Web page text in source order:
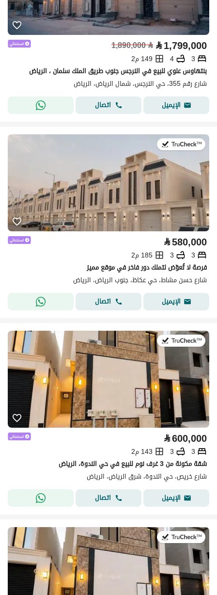
⃁1,799,000
⃁
1,890,000
3
4
149 م2
بنتهاوس علوي للبيع في النرجس جنوب طريق الملك سلمان ، الرياض
شارع رقم 355، حي النرجس، شمال الرياض، الرياض
الإيميل
اتصال
⃁580,000
3
3
185 م2
فرصة لا تُعوّض لتملك دور فاخر في موقع مميز
شارع حسن مشاط، حي عكاظ، جنوب الرياض، الرياض
الإيميل
اتصال
في:9 يوليو 2026
⃁600,000
3
3
143 م2
شقة مكونة من 3 غرف نوم للبيع في حي الندوة، الرياض
شارع خريص، حي الندوة، شرق الرياض، الرياض
الإيميل
اتصال
في:9 يوليو 2026